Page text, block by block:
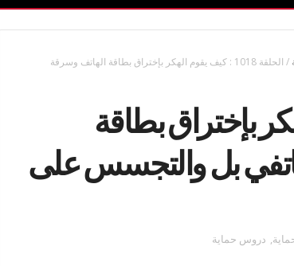
/
الحلقة 1018 : كيف يقوم الهكر بإختراق بطاقة الهاتف وسرقة
الهكر بإختراق بطاقة
بل والتجسس على
, دروس حماية